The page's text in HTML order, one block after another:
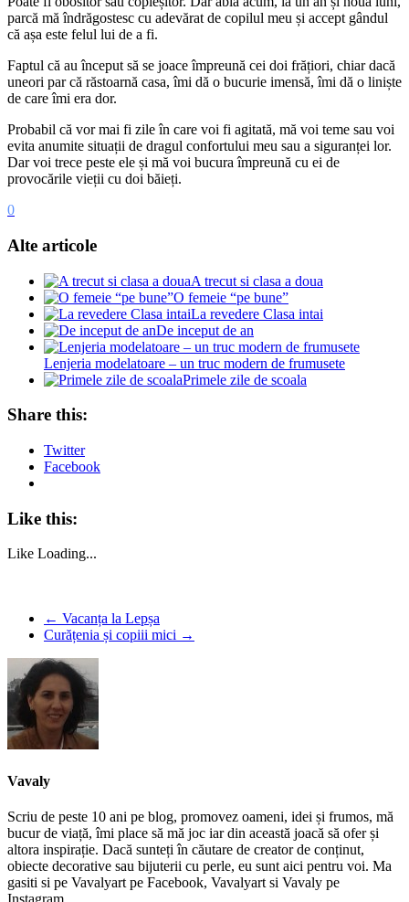
parcă mă îndrăgostesc cu adevărat de copilul meu și accept gândul
că așa este felul lui de a fi.
Faptul că au început să se joace împreună cei doi frățiori, chiar dacă
uneori par că răstoarnă casa, îmi dă o bucurie imensă, îmi dă o liniște
de care îmi era dor.
Probabil că vor mai fi zile în care voi fi agitată, mă voi teme sau voi
evita anumite situații de dragul confortului meu sau a siguranței lor.
Dar voi trece peste ele și mă voi bucura împreună cu ei de
provocările vieții cu doi băieți.
0
Alte articole
A trecut si clasa a doua
O femeie “pe bune”
La revedere Clasa intai
De inceput de an
Lenjeria modelatoare – un truc modern de frumusete
Primele zile de scoala
Share this:
Twitter
Facebook
Like this:
Like Loading...
← Vacanța la Lepșa
Curățenia și copiii mici →
Vavaly
Scriu de peste 10 ani pe blog, promovez oameni, idei și frumos, mă
bucur de viață, îmi place să mă joc iar din această joacă să ofer și
altora inspirație. Dacă sunteți în căutare de creator de conținut,
obiecte decorative sau bijuterii cu perle, eu sunt aici pentru voi. Ma
gasiti si pe Vavalyart pe Facebook, Vavalyart si Vavaly pe
Instagram.